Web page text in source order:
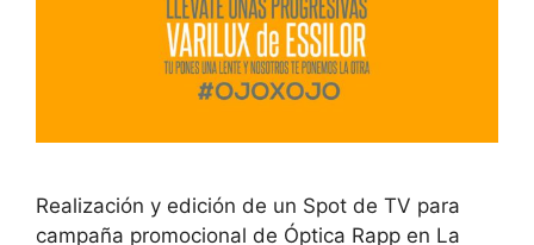
Realización y edición de un Spot de TV para
campaña promocional de Óptica Rapp en La